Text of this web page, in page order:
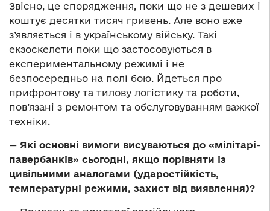
Звісно, це спорядження, поки що не з дешевих і
коштує десятки тисяч гривень. Але воно вже
з’являється і в українському війську. Такі
екзоскелети поки що застосовуються в
експериментальному режимі і не
безпосередньо на полі бою. Йдеться про
прифронтову та тилову логістику та роботи,
пов’язані з ремонтом та обслуговуванням важкої
техніки.
— Які основні вимоги висуваються до «мілітарі-
павербанків» сьогодні, якщо порівняти із
цивільними аналогами (ударостійкість,
температурні режими, захист від виявлення)?